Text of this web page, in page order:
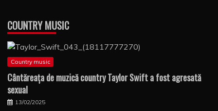
COUNTRY MUSIC
Country music
Cântăreaţa de muzică country Taylor Swift a fost agresată
sexual
13/02/2025